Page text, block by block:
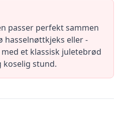
passer perfekt sammen
hasselnøttkjeks eller -
et klassisk juletebrød
stund.